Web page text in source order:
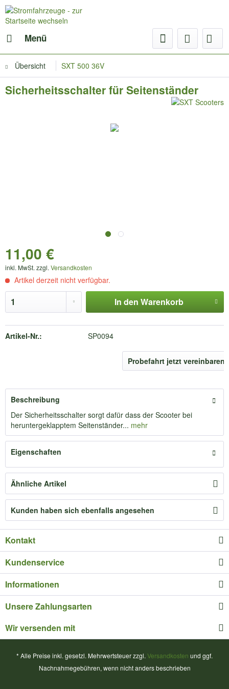
Menü
Übersicht SXT 500 36V
Sicherheitsschalter für Seitenständer
11,00 €
inkl. MwSt. zzgl. Versandkosten
Artikel derzeit nicht verfügbar.
In den Warenkorb
Artikel-Nr.: SP0094
Probefahrt jetzt vereinbaren
Beschreibung
Der Sicherheitsschalter sorgt dafür dass der Scooter bei
heruntergeklapptem Seitenständer... mehr
Eigenschaften
Ähnliche Artikel
Kunden haben sich ebenfalls angesehen
Kontakt
Kundenservice
Informationen
Unsere Zahlungsarten
Wir versenden mit
* Alle Preise inkl. gesetzl. Mehrwertsteuer zzgl. Versandkosten und ggf.
Nachnahmegebühren, wenn nicht anders beschrieben